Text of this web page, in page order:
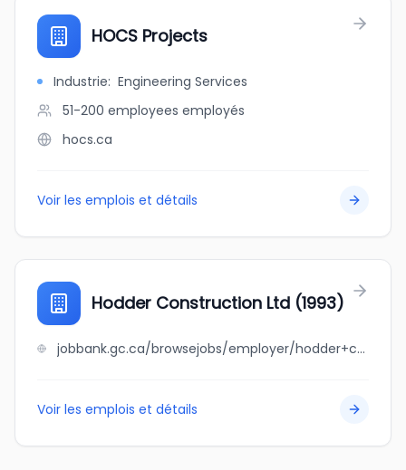
HOCS Projects
Industrie: Engineering Services
51-200 employees employés
hocs.ca
Voir les emplois et détails
Hodder Construction Ltd (1993)
jobbank.gc.ca/browsejobs/employer/hodder+construction+ltd+%281993%29/ca
Voir les emplois et détails